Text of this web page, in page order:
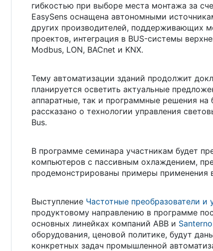
гибкостью при выборе места монтажа за
EasySens оснащена автономными
других производителей, поддерживающих
проектов, интеграция в BUS-системы
Modbus, LON, BACnet и KNX.
Тему автоматизации зданий продолжит
планируется осветить актуальные
аппаратные, так и программные решения на
рассказано о технологии управления
Bus.
В программе семинара участникам будет
компьютеров с пассивным охлаждением,
продемонстрированы примеры применения
Выступление Частотные преобразователи и
продуктовому направлению в программе
основных линейках компаний ABB и Santerno
оборудования, ценовой политике, будут
конкретных задач промышленной